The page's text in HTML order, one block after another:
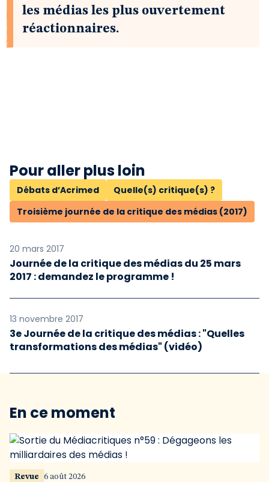
les médias les plus ouvertement
réactionnaires.
Pour aller plus loin
Débats d’Acrimed
Quelle(s) critique(s) ?
Troisième journée de la critique des médias (2017)
20 mars 2017
Journée de la critique des médias du 25 mars
2017 : demandez le programme !
13 novembre 2017
3e Journée de la critique des médias : "Quelles
transformations des médias" (vidéo)
En ce moment
Revue 6 août 2026